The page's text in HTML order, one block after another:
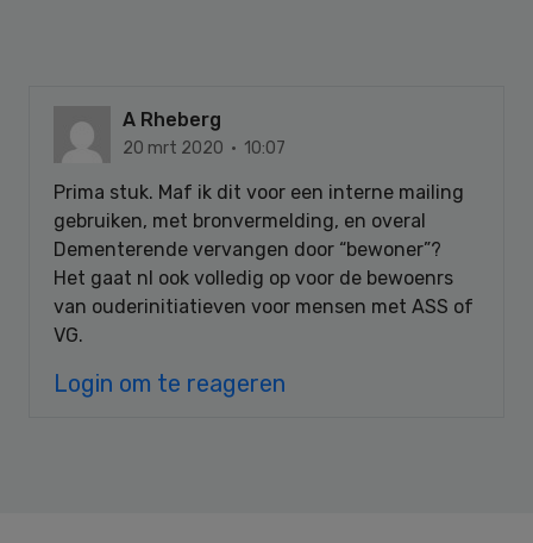
A Rheberg
20 mrt 2020 · 10:07
Prima stuk. Maf ik dit voor een interne mailing
gebruiken, met bronvermelding, en overal
Dementerende vervangen door “bewoner”?
Het gaat nl ook volledig op voor de bewoenrs
van ouderinitiatieven voor mensen met ASS of
VG.
Login om te reageren